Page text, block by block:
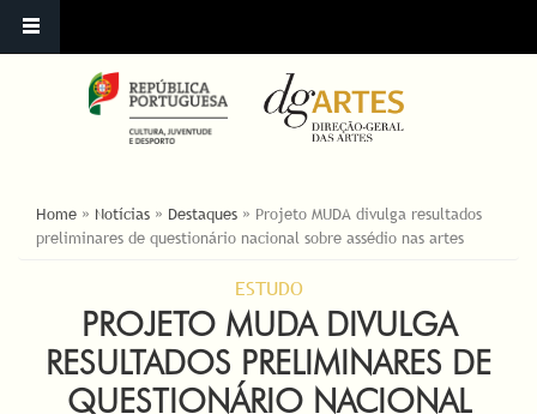
ESTÁ AQUI
Home » Notícias » Destaques » Projeto MUDA divulga resultados
preliminares de questionário nacional sobre assédio nas artes
ESTUDO
PROJETO MUDA DIVULGA
RESULTADOS PRELIMINARES DE
QUESTIONÁRIO NACIONAL